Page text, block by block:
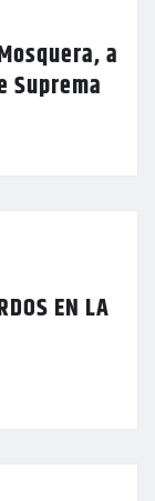
a
Suprema
EN LA